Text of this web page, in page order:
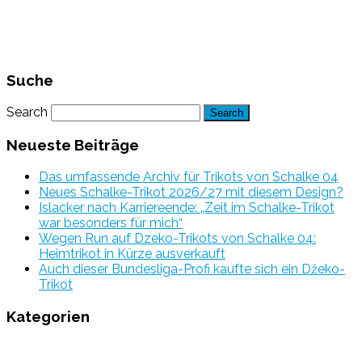
Suche
Search
Neueste Beiträge
Das umfassende Archiv für Trikots von Schalke 04
Neues Schalke-Trikot 2026/27 mit diesem Design?
Islacker nach Karriereende: „Zeit im Schalke-Trikot
war besonders für mich“
Wegen Run auf Dzeko-Trikots von Schalke 04:
Heimtrikot in Kürze ausverkauft
Auch dieser Bundesliga-Profi kaufte sich ein Džeko-
Trikot
Kategorien